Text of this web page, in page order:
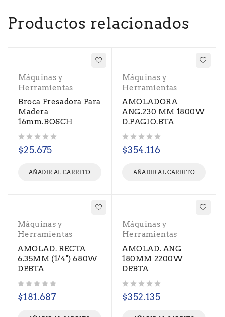
Productos relacionados
Máquinas y
Herramientas
Broca Fresadora Para
Madera
16mm.BOSCH
$25.675
AÑADIR AL CARRITO
Máquinas y
Herramientas
AMOLADORA
ANG.230 MM 1800W
D.PAGIO.BTA
$354.116
AÑADIR AL CARRITO
Máquinas y
Herramientas
AMOLAD. RECTA
6.35MM (1/4") 680W
DP.BTA
$181.687
Máquinas y
Herramientas
AMOLAD. ANG
180MM 2200W
DP.BTA
$352.135